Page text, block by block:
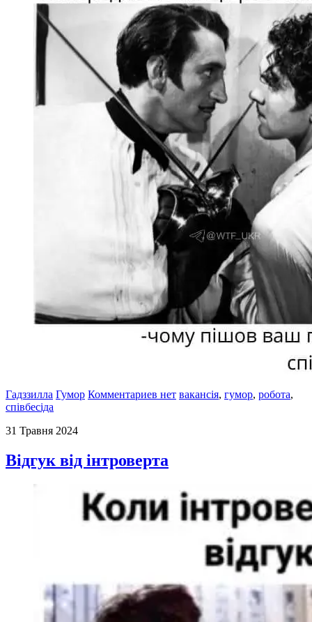
Гадззилла Гумор Комментариев нет вакансія, гумор, робота,
співбесіда
31 Травня 2024
Відгук від інтроверта